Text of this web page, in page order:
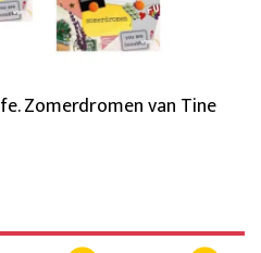
Zomerdromen van Tine